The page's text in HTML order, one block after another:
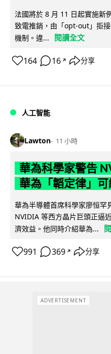
法國將於 8 月 11 日起實施新
致電推銷，由「opt-out」拒
機制。違...
閱讀全文
164 16 ↗ 分享
人工智能
Lawton 11 小時
華為科學家警告
華為「韜定律」
華為半導體首席科學家廖恒罕
NVIDIA 等西方晶片巨頭正逼
濟效益。他同時介紹華為...
991 369 ↗ 分享
ADVERTISEMENT